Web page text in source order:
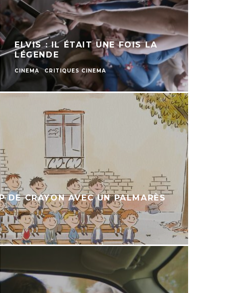
ELVIS : IL ÉTAIT UNE FOIS LA
LÉGENDE
CINEMA CRITIQUES CINEMA
DE CRAYON AVEC UN PALMARÈS